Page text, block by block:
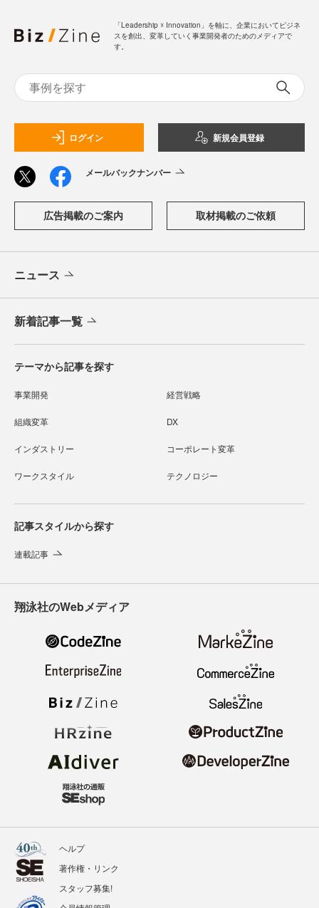
「Leadership ☓ Innovation」を軸に、企業においてビジネ
スを創出、変革していく事業開発者のためのメディアで
す。
ログイン 新規会員登録
メールバックナンバー
広告掲載のご案内 取材掲載のご依頼
ニュース
新着記事一覧
テーマから記事を探す
事業開発 経営戦略
組織変革 DX
インダストリー コーポレート変革
ワークスタイル テクノロジー
記事スタイルから探す
連載記事
翔泳社のWebメディア
ヘルプ
著作権・リンク
スタッフ募集!